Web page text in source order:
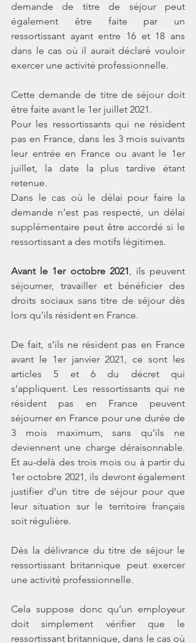
demande de titre de séjour peut
également être faite par un
ressortissant ayant entre 16 et 18 ans
dans le cas où il aurait déclaré vouloir
exercer une activité professionnelle.
Cette demande de titre de séjour doit
être faite avant le 1er juillet 2021.
Pour les ressortissants qui ne résident
pas en France, dans les 3 mois suivants
leur entrée en France ou avant le 1er
juillet, la date la plus tardive étant
retenue.
Dans le cas où le délai pour faire la
demande n’est pas respecté, un délai
supplémentaire peut être accordé si le
ressortissant a des motifs légitimes.
Avant le 1er octobre 2021, ils peuvent
séjourner, travailler et bénéficier des
droits sociaux sans titre de séjour dès
lors qu’ils résident en France.
De fait, s’ils ne résident pas en France
avant le 1er janvier 2021, ce sont les
articles 5 et 6 du décret qui
s’appliquent. Les ressortissants qui ne
résident pas en France peuvent
séjourner en France pour une durée de
3 mois maximum, sans qu’ils ne
deviennent une charge déraisonnable.
Et au-delà des trois mois ou à partir du
1er octobre 2021, ils devront également
justifier d’un titre de séjour pour que
leur situation sur le territoire français
soit régulière.
Dès la délivrance du titre de séjour le
ressortissant britannique peut exercer
une activité professionnelle.
Cela suppose donc qu’un employeur
doit simplement vérifier que le
ressortissant britannique, dans le cas où